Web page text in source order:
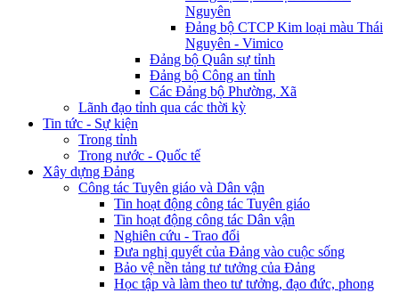
Nguyên
Đảng bộ CTCP Kim loại màu Thái
Nguyên - Vimico
Đảng bộ Quân sự tỉnh
Đảng bộ Công an tỉnh
Các Đảng bộ Phường, Xã
Lãnh đạo tỉnh qua các thời kỳ
Tin tức - Sự kiện
Trong tỉnh
Trong nước - Quốc tế
Xây dựng Đảng
Công tác Tuyên giáo và Dân vận
Tin hoạt động công tác Tuyên giáo
Tin hoạt động công tác Dân vận
Nghiên cứu - Trao đổi
Đưa nghị quyết của Đảng vào cuộc sống
Bảo vệ nền tảng tư tưởng của Đảng
Học tập và làm theo tư tưởng, đạo đức, phong